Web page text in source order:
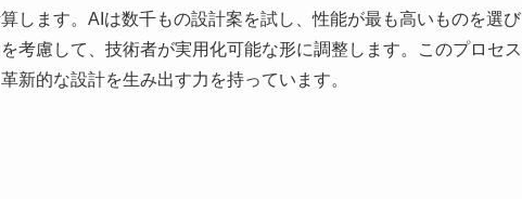
します。AIは数千もの設計案を試し、性能が最も高いものを選び
考慮して、技術者が実用化可能な形に調整します。このプロセス
新的な設計を生み出す力を持っています。